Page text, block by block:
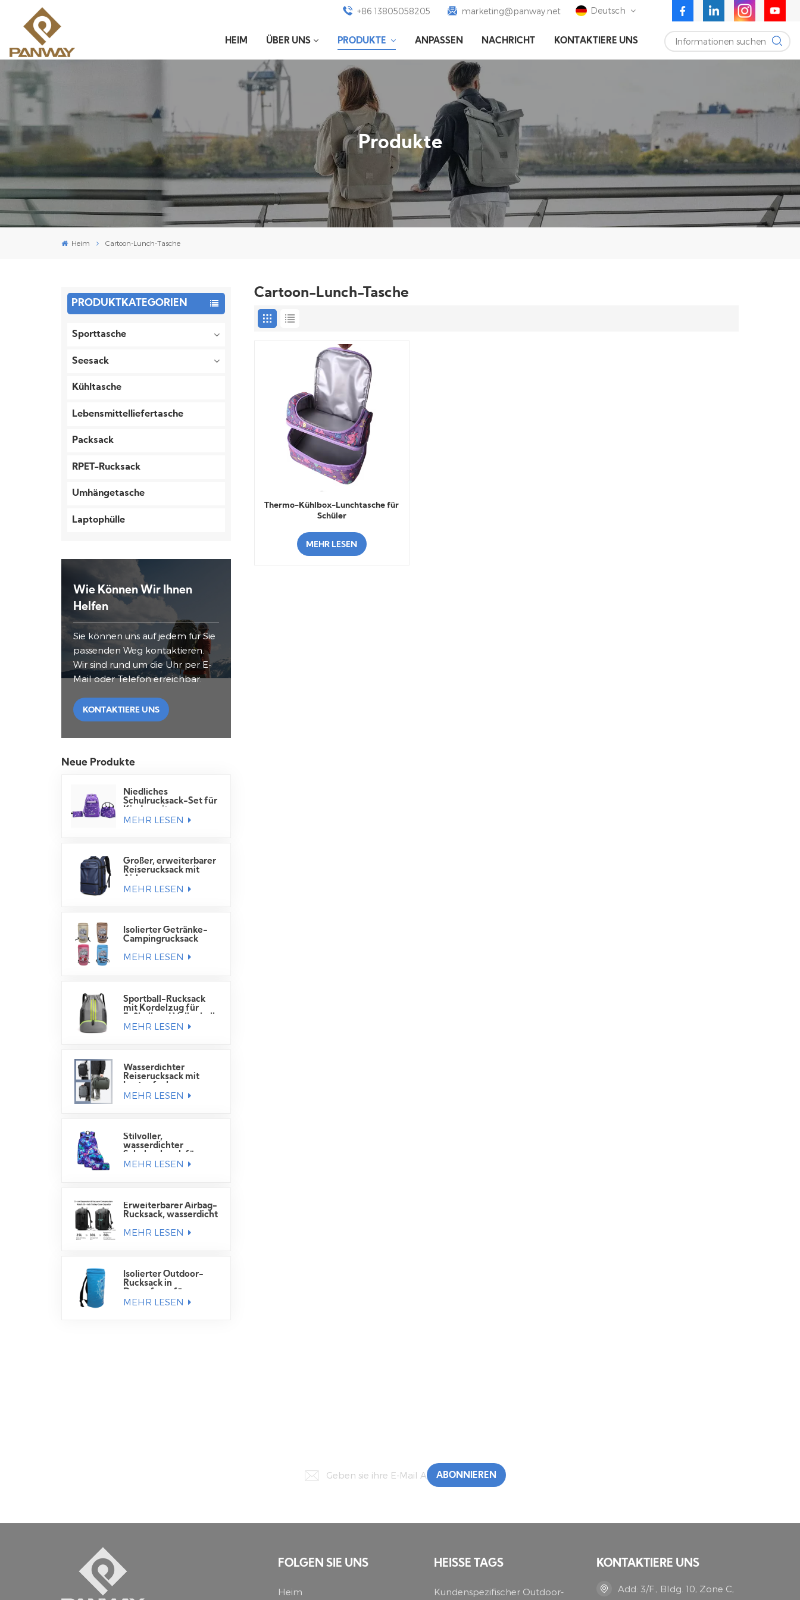
+86 13805058205 marketing@panway.net Deutsch
English
Español
HEIM ÜBER UNS PRODUKTE ANPASSEN NACHRICHT KONTAKTIERE UNS Informationen suchen
Produkte
Heim Cartoon-Lunch-Tasche
PRODUKTKATEGORIEN
Sporttasche
Seesack
Kühltasche
Lebensmittelliefertasche
Packsack
RPET-Rucksack
Umhängetasche
Laptophülle
Wie Können Wir Ihnen
Helfen
Sie können uns auf jedem für Sie
passenden Weg kontaktieren.
Wir sind rund um die Uhr per E-
Mail oder Telefon erreichbar.
KONTAKTIERE UNS
Neue Produkte
Niedliches
Schulrucksack-Set für
Lunchtasche
MEHR LESEN
Großer, erweiterbarer
Reiserucksack mit
MEHR LESEN
Isolierter Getränke-
Campingrucksack
MEHR LESEN
Sportball-Rucksack
mit Kordelzug für
MEHR LESEN
Wasserdichter
Reiserucksack mit
MEHR LESEN
Stilvoller,
wasserdichter
Schüler
MEHR LESEN
Erweiterbarer Airbag-
Rucksack, wasserdicht
MEHR LESEN
Isolierter Outdoor-
Rucksack in
Getränkedosen
MEHR LESEN
Cartoon-Lunch-Tasche
Thermo-Kühlbox-Lunchtasche für
Schüler
MEHR LESEN
FOLGEN SIE UNS
Heim
HEISSE TAGS
Kundenspezifischer Outdoor-
KONTAKTIERE UNS
Add: 3/F., Bldg. 10, Zone C,